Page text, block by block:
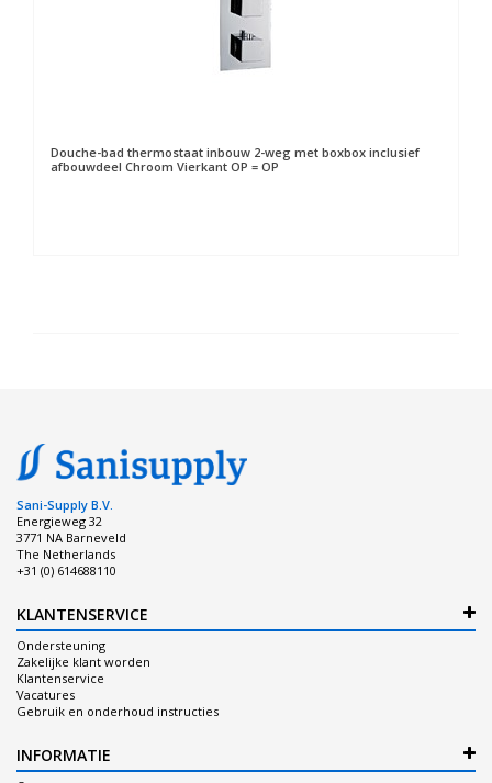
Douche-bad thermostaat inbouw 2-weg met boxbox inclusief
afbouwdeel Chroom Vierkant OP = OP
Sani-Supply B.V.
Energieweg 32
3771 NA Barneveld
The Netherlands
+31 (0) 614688110
KLANTENSERVICE
Ondersteuning
Zakelijke klant worden
Klantenservice
Vacatures
Gebruik en onderhoud instructies
INFORMATIE